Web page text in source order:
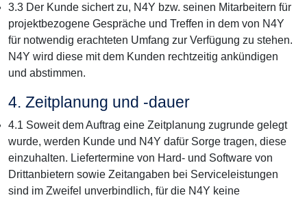
3.3 Der Kunde sichert zu, N4Y bzw. seinen Mitarbeitern für
projektbezogene Gespräche und Treffen in dem von N4Y
für notwendig erachteten Umfang zur Verfügung zu stehen.
N4Y wird diese mit dem Kunden rechtzeitig ankündigen
und abstimmen.
4. Zeitplanung und -dauer
4.1 Soweit dem Auftrag eine Zeitplanung zugrunde gelegt
wurde, werden Kunde und N4Y dafür Sorge tragen, diese
einzuhalten. Liefertermine von Hard- und Software von
Drittanbietern sowie Zeitangaben bei Serviceleistungen
sind im Zweifel unverbindlich, für die N4Y keine